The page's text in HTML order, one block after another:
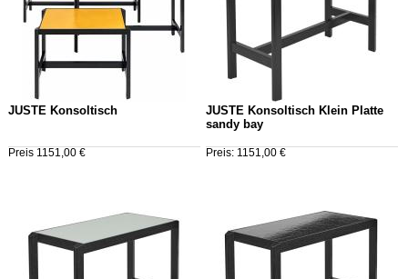
JUSTE Konsoltisch
Preis 1151,00 €
JUSTE Konsoltisch Klein Platte
sandy bay
Preis: 1151,00 €